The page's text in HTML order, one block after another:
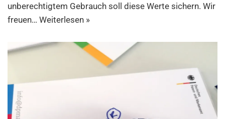
unberechtigtem Gebrauch soll diese Werte sichern. Wir
freuen… Weiterlesen »